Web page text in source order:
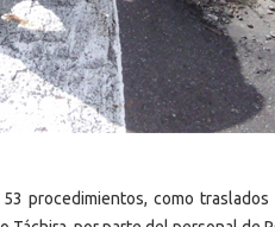
procedimientos, como